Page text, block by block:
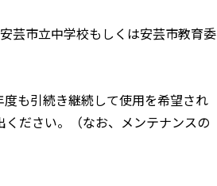
市立中学校もしくは安芸市教育委
も引続き継続して使用を希望され
ださい。（なお、メンテナンスの